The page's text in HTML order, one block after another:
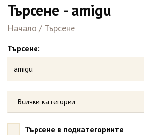
Търсене - amigu
Начало / Търсене
Търсене:
Всички категории
Търсене в подкатегориите